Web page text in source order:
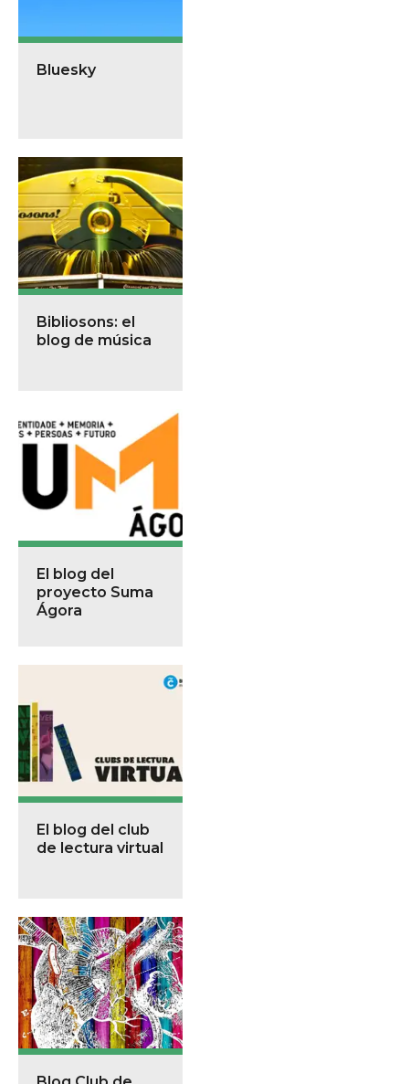
Bluesky
Bibliosons: el
blog de música
El blog del
proyecto Suma
Ágora
El blog del club
de lectura virtual